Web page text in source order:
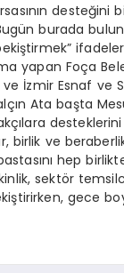
desteğini
burada
yapan Foça
ve İzmir Esnaf ve
Ata başta
birlik ve
hep
sektör
gece